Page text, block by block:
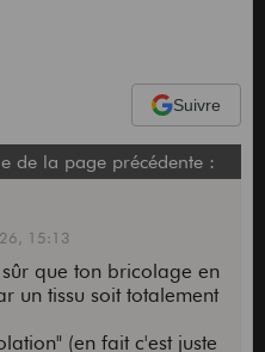
Suivre
de la page précédente :
15:13
que ton bricolage en
un tissu soit totalement
(en fait c'est juste